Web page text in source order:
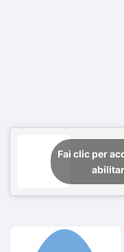
Fai clic per